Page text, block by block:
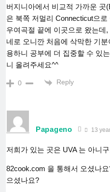
버지니아에서 비교적 가까운 곳
은 북쪽 저멀리 Connecticut으
우여곡절 끝에 이곳으로 왔는데
네로 오니깐 처음에 삭막한 기
용하니 공부에 더 집중할 수 있
니 올려주세요^^
0 Reply
Papageno 13
저희가 있는 곳은 UVA 는 아니
82cook.com 을 통해서 오셨나
으셨나요?